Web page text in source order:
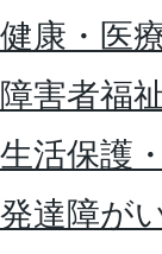
健康・医
障害者福
生活保護
発達障が